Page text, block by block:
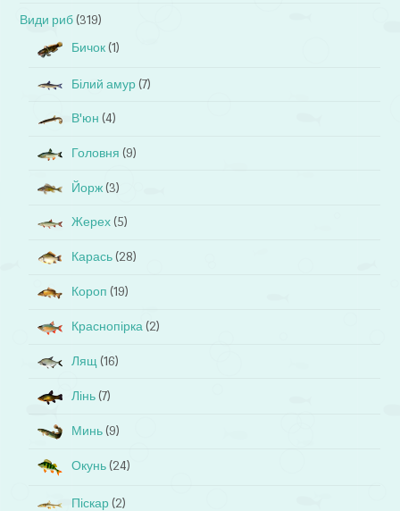
Види риб (319)
Бичок (1)
Білий амур (7)
В'юн (4)
Головня (9)
Йорж (3)
Жерех (5)
Карась (28)
Короп (19)
Краснопірка (2)
Лящ (16)
Лінь (7)
Минь (9)
Окунь (24)
Піскар (2)